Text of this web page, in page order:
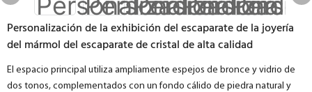
Personalización de la exhibición del escaparate de la joyería
del mármol del escaparate de cristal de alta calidad
El espacio principal utiliza ampliamente espejos de bronce y vidrio de
dos tonos, complementados con un fondo cálido de piedra natural y